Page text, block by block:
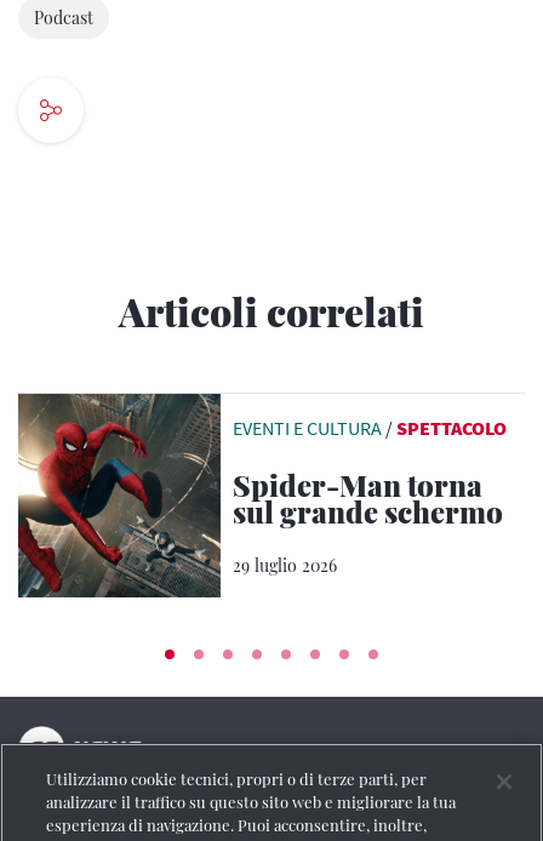
Podcast
Articoli correlati
EVENTI E CULTURA /SPETTACOLO
Spider-Man torna
sul grande schermo
29 luglio 2026
La testata online del Gruppo FS Italiane
Social
Utilizziamo cookie tecnici, propri o di terze parti, per
analizzare il traffico su questo sito web e migliorare la tua
esperienza di navigazione. Puoi acconsentire, inoltre,